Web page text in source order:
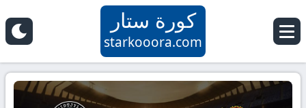
كورة ستار
starkooora.com